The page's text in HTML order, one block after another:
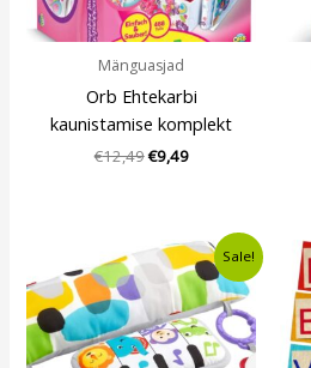
Mänguasjad
Orb Ehtekarbi
kaunistamise komplekt
€12,49€9,49
Sale!
Algne
hind
oli:
€22,99.
Current
price
is:
€16,99.